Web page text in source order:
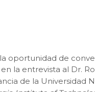
oportunidad de
la entrevista al Dr.
de la Universidad